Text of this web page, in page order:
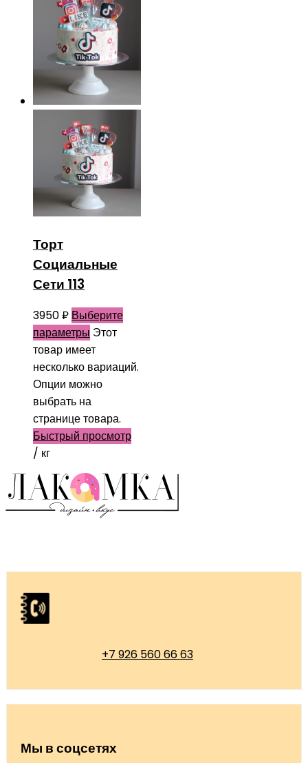
Торт
Социальные
Сети 113
3950₽ Выберите
параметры Этот
товар имеет
несколько вариаций.
Опции можно
выбрать на
странице товара.
Быстрый просмотр
/ кг
+7 926 560 66 63
Мы в соцсетях